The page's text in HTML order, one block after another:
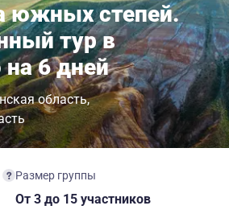
южных степей.
тур в
6 дней
область
Размер группы
От 3 до 15 участников